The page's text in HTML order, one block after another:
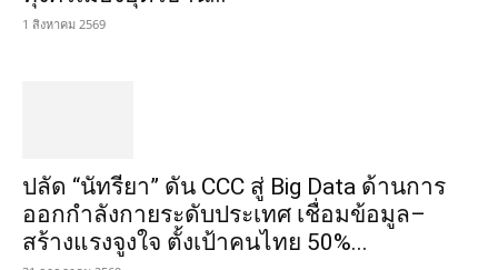
1 สิงหาคม 2569
ปลัด “นัทรียา” ดัน CCC สู่ Big Data ด้านการ
ออกกำลังกายระดับประเทศ เชื่อมข้อมูล–
สร้างแรงจูงใจ ตั้งเป้าคนไทย 50%...